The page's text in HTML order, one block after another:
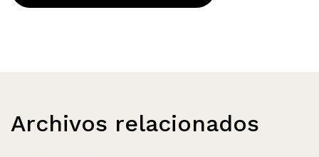
Archivos relacionados